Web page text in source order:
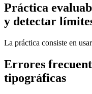
Práctica
y detectar
La práctica consiste en
Errores
tipográficas